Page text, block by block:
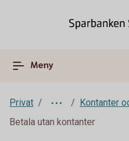
Meny
Privat
Kontanter
Betala utan kontanter